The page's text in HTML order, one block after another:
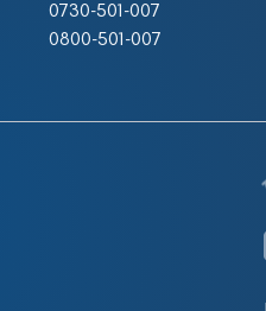
0730-501-007
0800-501-007